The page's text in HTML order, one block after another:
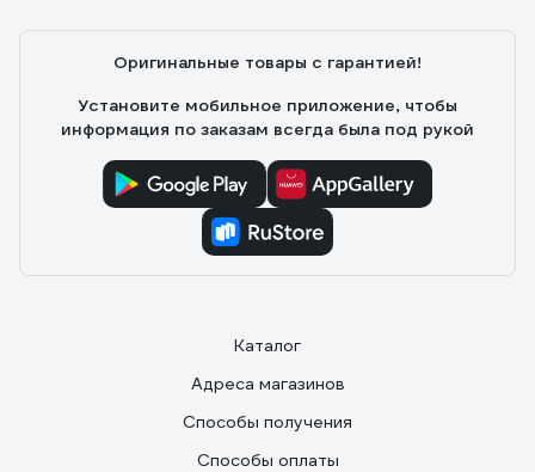
Оригинальные товары с гарантией!
Установите мобильное приложение, чтобы
информация по заказам всегда была под рукой
Каталог
Адреса магазинов
Способы получения
Способы оплаты